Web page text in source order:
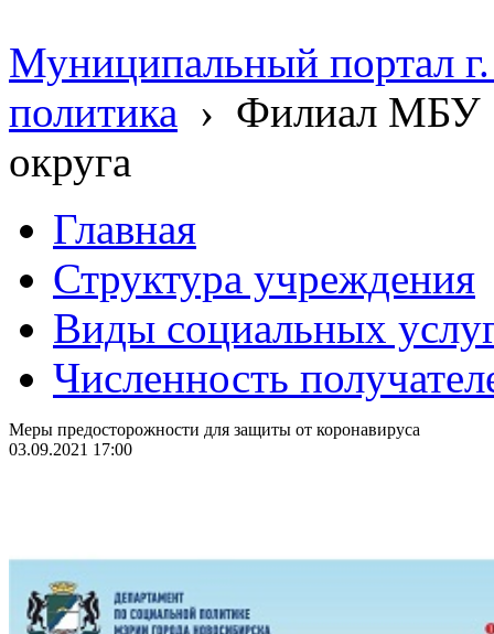
Муниципальный портал
политика › Филиал МБУ
округа
Главная
Структура учреждения
Виды социальных
Численность
Меры предосторожности для защиты от коронавируса
03.09.2021 17:00